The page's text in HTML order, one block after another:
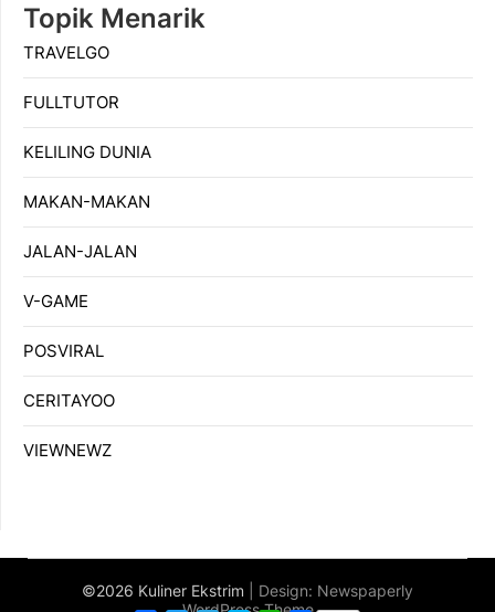
Topik Menarik
TRAVELGO
FULLTUTOR
KELILING DUNIA
MAKAN-MAKAN
JALAN-JALAN
V-GAME
POSVIRAL
CERITAYOO
VIEWNEWZ
©2026 Kuliner Ekstrim | Design: Newspaperly